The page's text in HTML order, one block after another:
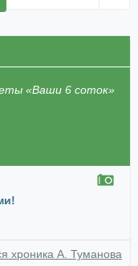
«Ваши 6 соток»
хроника А. Туманова